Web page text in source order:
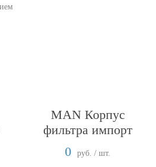
MAN Корпус
фильтра импорт
0
руб. / шт.